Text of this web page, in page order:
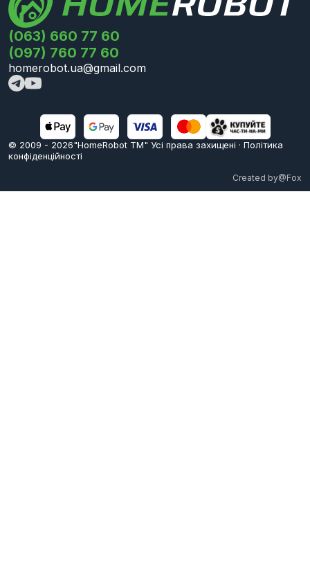
(063) 660 77 60
(097) 760 77 60
homerobot.ua@gmail.com
© 2009 - 2026"HomeRobot ТМ" Усi права захищені · Політика
конфіденційності
Created by@Fox